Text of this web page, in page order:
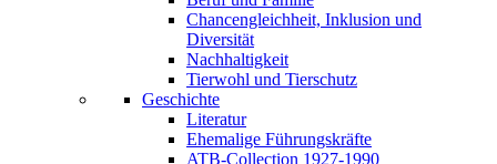
Chancengleichheit, Inklusion und
Diversität
Nachhaltigkeit
Tierwohl und Tierschutz
Geschichte
Literatur
Ehemalige Führungskräfte
ATB-Collection 1927-1990